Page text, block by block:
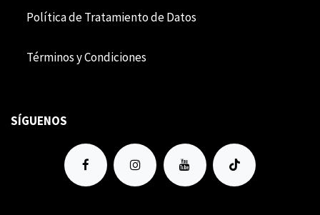
Política de Tratamiento de Datos
Término​​s y Condiciones
SÍGUENOS